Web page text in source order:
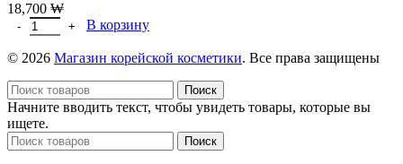
18,700 ₩
Количество товара Успокаивающий крем для лица с
В корзину
© 2026 Магазин корейской косметики. Все права защищены
Поиск
Начните вводить текст, чтобы увидеть товары, которые вы
ищете.
Поиск